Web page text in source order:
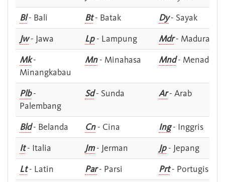
Bl- Bali Bt- Batak Dy- Sayak
Jw- Jawa Lp- Lampung Mdr- Madura
Mk-
Minangkabau
Mn- Minahasa Mnd- Menado
Plb-
Palembang
Sd- Sunda Ar- Arab
Bld- Belanda Cn- Cina Ing- Inggris
It- Italia Jm- Jerman Jp- Jepang
Lt- Latin Par- Parsi Prt- Portugis